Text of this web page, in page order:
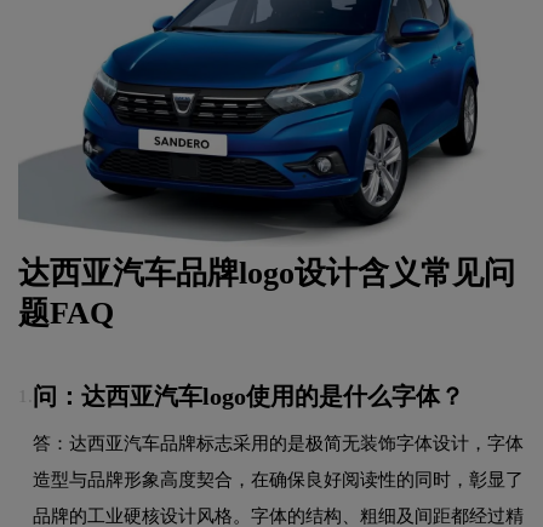
达西亚汽车品牌logo设计含义常见问
题FAQ
问：达西亚汽车logo使用的是什么字体？
答：达西亚汽车品牌标志采用的是极简无装饰字体设计，字体
造型与品牌形象高度契合，在确保良好阅读性的同时，彰显了
品牌的工业硬核设计风格。字体的结构、粗细及间距都经过精